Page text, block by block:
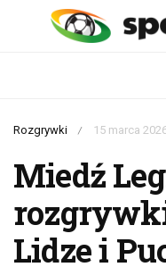
Rozgrywki / 15 marca
Miedź
Lidze i